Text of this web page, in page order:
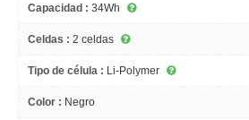
Capacidad : 34Wh
Celdas : 2 celdas
Tipo de célula : Li-Polymer
Color : Negro